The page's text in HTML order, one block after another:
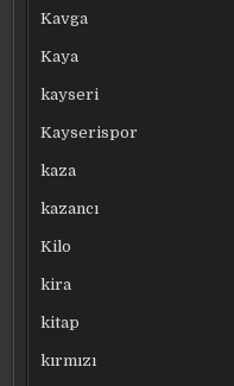
Kavga
Kaya
kayseri
Kayserispor
kaza
kazancı
Kilo
kira
kitap
kırmızı